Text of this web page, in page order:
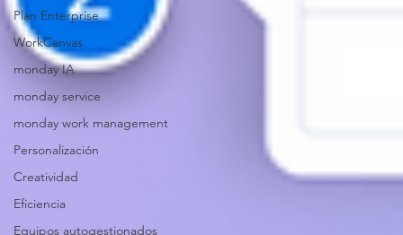
Plan Enterprise
WorkCanvas
monday IA
monday service
monday work management
Personalización
Creatividad
Eficiencia
Equipos autogestionados